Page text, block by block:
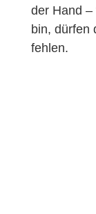
der Hand –
bin, dürfen
fehlen.